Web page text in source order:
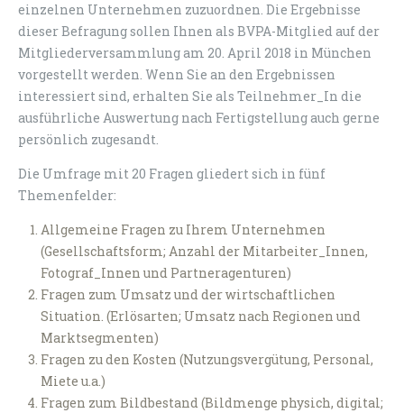
einzelnen Unternehmen zuzuordnen. Die Ergebnisse
dieser Befragung sollen Ihnen als BVPA-Mitglied auf der
Mitgliederversammlung am 20. April 2018 in München
vorgestellt werden. Wenn Sie an den Ergebnissen
interessiert sind, erhalten Sie als Teilnehmer_In die
ausführliche Auswertung nach Fertigstellung auch gerne
persönlich zugesandt.
Die Umfrage mit 20 Fragen gliedert sich in fünf
Themenfelder:
Allgemeine Fragen zu Ihrem Unternehmen
(Gesellschaftsform; Anzahl der Mitarbeiter_Innen,
Fotograf_Innen und Partneragenturen)
Fragen zum Umsatz und der wirtschaftlichen
Situation. (Erlösarten; Umsatz nach Regionen und
Marktsegmenten)
Fragen zu den Kosten (Nutzungsvergütung, Personal,
Miete u.a.)
Fragen zum Bildbestand (Bildmenge physich, digital;